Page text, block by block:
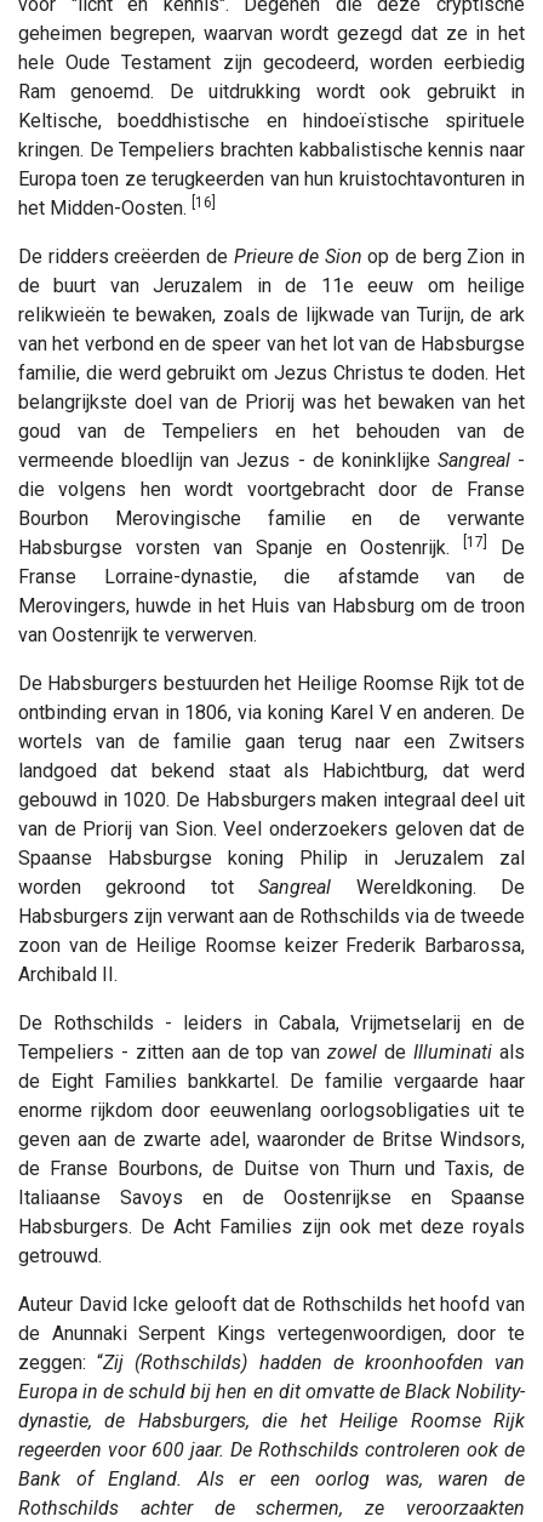
geheimen begrepen, waarvan wordt gezegd dat ze in het
hele Oude Testament zijn gecodeerd, worden eerbiedig
Ram genoemd. De uitdrukking wordt ook gebruikt in
Keltische, boeddhistische en hindoeïstische spirituele
kringen. De Tempeliers brachten kabbalistische kennis naar
Europa toen ze terugkeerden van hun kruistochtavonturen in
het Midden-Oosten.
[16]
De ridders creëerden de Prieure de Sion op de berg Zion in
de buurt van Jeruzalem in de 11e eeuw om heilige
relikwieën te bewaken, zoals de lijkwade van Turijn, de ark
van het verbond en de speer van het lot van de Habsburgse
familie, die werd gebruikt om Jezus Christus te doden. Het
belangrijkste doel van de Priorij was het bewaken van het
goud van de Tempeliers en het behouden van de
vermeende bloedlijn van Jezus - de koninklijke Sangreal-
die volgens hen wordt voortgebracht door de Franse
Bourbon Merovingische familie en de verwante
Habsburgse vorsten van Spanje en Oostenrijk.
[17]
De
Franse Lorraine-dynastie, die afstamde van de
Merovingers, huwde in het Huis van Habsburg om de troon
van Oostenrijk te verwerven.
De Habsburgers bestuurden het Heilige Roomse Rijk tot de
ontbinding ervan in 1806, via koning Karel V en anderen. De
wortels van de familie gaan terug naar een Zwitsers
landgoed dat bekend staat als Habichtburg, dat werd
gebouwd in 1020. De Habsburgers maken integraal deel uit
van de Priorij van Sion. Veel onderzoekers geloven dat de
Spaanse Habsburgse koning Philip in Jeruzalem zal
worden gekroond totSangreal Wereldkoning. De
Habsburgers zijn verwant aan de Rothschilds via de tweede
zoon van de Heilige Roomse keizer Frederik Barbarossa,
Archibald II.
De Rothschilds - leiders in Cabala, Vrijmetselarij en de
Tempeliers - zitten aan de top vanzowel deIlluminati als
de Eight Families bankkartel. De familie vergaarde haar
enorme rijkdom door eeuwenlang oorlogsobligaties uit te
geven aan de zwarte adel, waaronder de Britse Windsors,
de Franse Bourbons, de Duitse von Thurn und Taxis, de
Italiaanse Savoys en de Oostenrijkse en Spaanse
Habsburgers. De Acht Families zijn ook met deze royals
getrouwd.
Auteur David Icke gelooft dat de Rothschilds het hoofd van
de Anunnaki Serpent Kings vertegenwoordigen, door te
zeggen: “Zij (Rothschilds) hadden de kroonhoofden van
Europa in de schuld bij hen en dit omvatte de Black Nobility-
dynastie, de Habsburgers, die het Heilige Roomse Rijk
regeerden voor 600 jaar. De Rothschilds controleren ook de
Bank of England. Als er een oorlog was, waren de
Rothschilds achter de schermen, ze veroorzaakten